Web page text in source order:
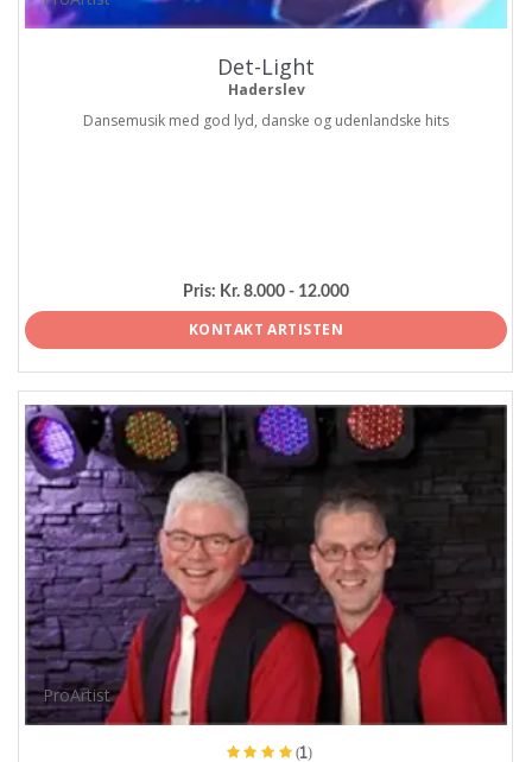
Det-Light
Haderslev
Dansemusik med god lyd, danske og udenlandske hits
Pris: Kr. 8.000 - 12.000
KONTAKT ARTISTEN
ProArtist
(1)